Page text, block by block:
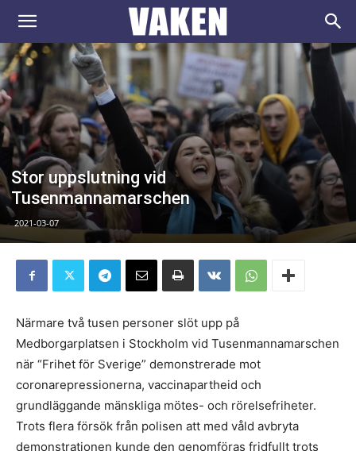
VAKEN.se
Stor uppslutning vid
Tusenmannamarschen
2021-03-07
Närmare två tusen personer slöt upp på
Medborgarplatsen i Stockholm vid Tusenmannamarschen
när “Frihet för Sverige” demonstrerade mot
coronarepressionerna, vaccinapartheid och
grundläggande mänskliga mötes- och rörelsefriheter.
Trots flera försök från polisen att med våld avbryta
demonstrationen kunde den genomföras fridfullt trots